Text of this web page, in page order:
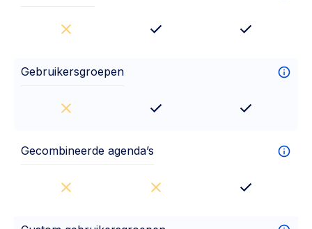
Gebruikersgroepen
Gecombineerde agenda’s